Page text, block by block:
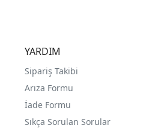
YARDIM
Sipariş Takibi
Arıza Formu
İade Formu
Sıkça Sorulan Sorular